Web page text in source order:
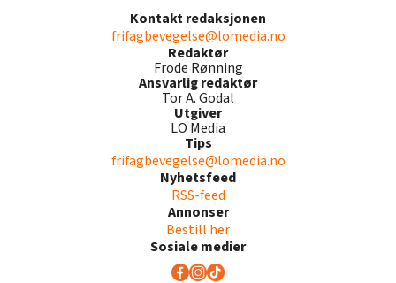
Kontakt redaksjonen
frifagbevegelse@lomedia.no
Redaktør
Frode Rønning
Ansvarlig redaktør
Tor A. Godal
Utgiver
LO Media
Tips
frifagbevegelse@lomedia.no
Nyhetsfeed
RSS-feed
Annonser
Bestill her
Sosiale medier